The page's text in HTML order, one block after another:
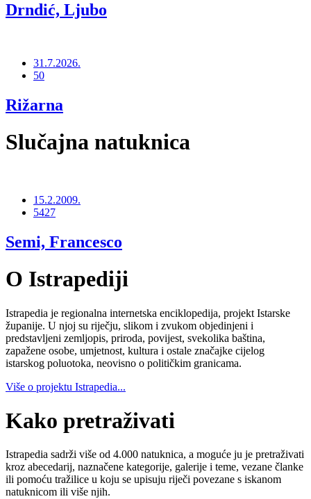
Drndić, Ljubo
31.7.2026.
50
Rižarna
Slučajna natuknica
15.2.2009.
5427
Semi, Francesco
O Istrapediji
Istrapedia je regionalna internetska enciklopedija, projekt Istarske
županije. U njoj su riječju, slikom i zvukom objedinjeni i
predstavljeni zemljopis, priroda, povijest, svekolika baština,
zapažene osobe, umjetnost, kultura i ostale značajke cijelog
istarskog poluotoka, neovisno o političkim granicama.
Više o projektu Istrapedia...
Kako pretraživati
Istrapedia sadrži više od 4.000 natuknica, a moguće ju je pretraživati
kroz abecedarij, naznačene kategorije, galerije i teme, vezane članke
ili pomoću tražilice u koju se upisuju riječi povezane s iskanom
natuknicom ili više njih.